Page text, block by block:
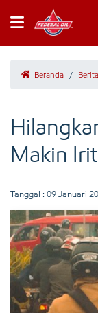
Beranda / Berita
Makin
Tanggal : 09 Januari